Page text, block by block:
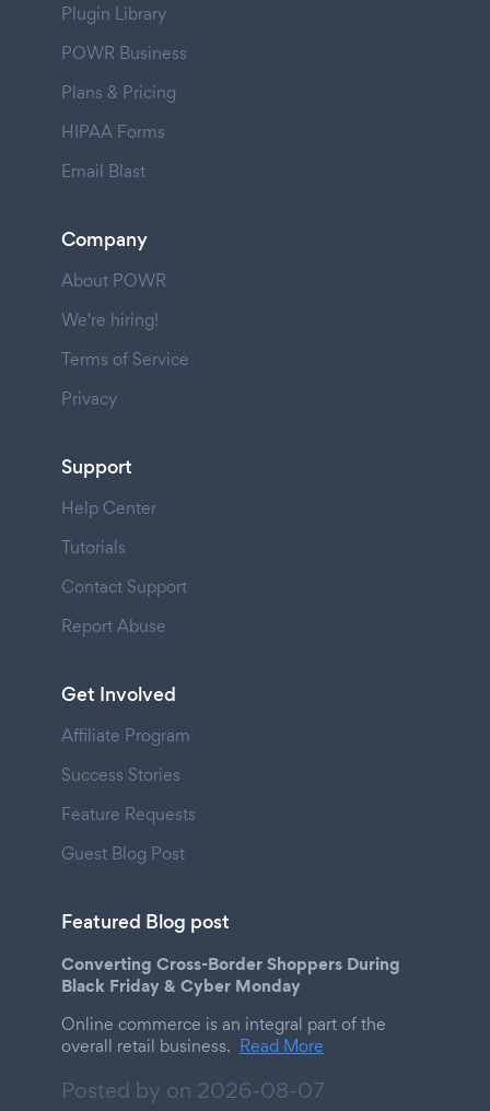
Plugin Library
POWR Business
Plans & Pricing
HIPAA Forms
Email Blast
Company
About POWR
We're hiring!
Terms of Service
Privacy
Support
Help Center
Tutorials
Contact Support
Report Abuse
Get Involved
Affiliate Program
Success Stories
Feature Requests
Guest Blog Post
Featured Blog post
Converting Cross-Border Shoppers During
Black Friday & Cyber Monday
Online commerce is an integral part of the
overall retail business. Read More
Posted by on 2026-08-07